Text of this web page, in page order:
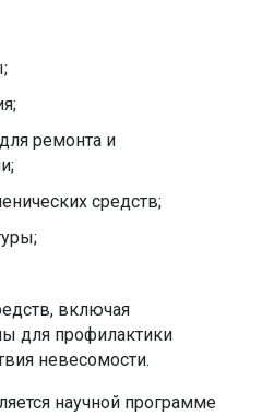
ремонта и
средств;
включая
для профилактики
невесомости.
научной программе